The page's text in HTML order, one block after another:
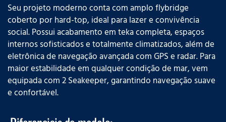
Seu projeto moderno conta com amplo flybridge
coberto por hard-top, ideal para lazer e convivência
social. Possui acabamento em teka completa, espaços
internos sofisticados e totalmente climatizados, além de
eletrônica de navegação avançada com GPS e radar. Para
maior estabilidade em qualquer condição de mar, vem
equipada com 2 Seakeeper, garantindo navegação suave
e confortável.